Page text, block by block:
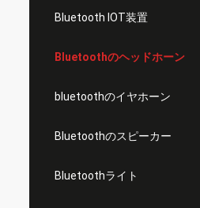
Bluetooth IOT装置
Bluetoothのヘッドホーン
bluetoothのイヤホーン
Bluetoothのスピーカー
Bluetoothライト